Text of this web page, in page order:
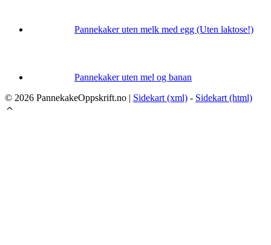
Pannekaker uten melk med egg (Uten laktose!)
Pannekaker uten mel og banan
© 2026 PannekakeOppskrift.no | Sidekart (xml) - Sidekart (html)